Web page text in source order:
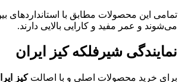
تمامی این محصولات مطابق با استانداردهای
می‌شوند و عمر مفید و کارایی بالایی دارند.
نمایندگی شیرفلکه کیز ایران
برای خرید محصولات اصلی و با اصالتکیز